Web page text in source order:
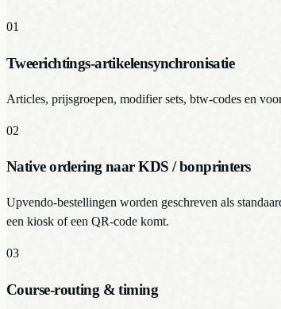
01
Tweerichtings-artikelensynchronisatie
Articles, prijsgroepen, modifier sets, btw-codes en
02
Native ordering naar KDS / bonprinters
Upvendo-bestellingen worden geschreven als
een kiosk of een QR-code komt.
03
Course-routing & timing